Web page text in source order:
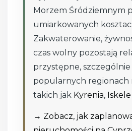
Morzem Śródziemnym
umiarkowanych
Zakwaterowanie,
czas wolny pozostają
przystępne,
popularnych regionach
takich jak Kyrenia, Iskele
→ Zobacz, jak